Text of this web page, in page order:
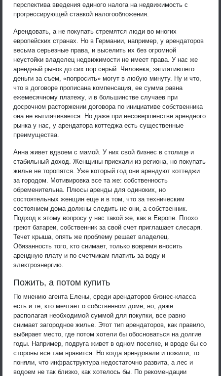
перспектива введения единого налога на недвижимость с
прогрессирующей ставкой налогообложения.
Арендовать, а не покупать стремятся люди во многих
европейских странах. Но в Германии, например, у арендаторов
весьма серьезные права, и выселить их без огромной
неустойки владелец недвижимости не имеет права. У нас же
арендный рынок до сих пор серый. Человека, заплатившего
деньги за съем, «попросить» могут в любую минуту. Ну и что,
что в договоре прописана компенсация, ее сумма равна
ежемесячному платежу, и в большинстве случаев при
досрочном расторжении договора по инициативе собственника
она не выплачивается. Но даже при несовершенстве арендного
рынка у нас, у арендатора коттеджа есть существенные
преимущества.
Анна живет вдвоем с мамой. У них свой бизнес в столице и
стабильный доход. Женщины приехали из региона, но покупать
жилье не торопятся. Уже который год они арендуют коттеджи
за городом. Мотивировка все та же: собственность
обременительна. Плюсы аренды для одиноких, но
состоятельных женщин еще и в том, что за техническим
состоянием дома должны следить не они, а собственник.
Подход к этому вопросу у нас такой же, как в Европе. Плохо
греют батареи, собственник за свой счет приглашает слесаря.
Течет крыша, опять же проблему решает владелец.
Обязанность того, кто снимает, только вовремя вносить
арендную плату и по счетчикам платить за воду и
электроэнергию.
Пожить, а потом купить
По мнению агента Елены, среди арендаторов бизнес-класса
есть и те, кто мечтает о собственном доме, но, даже
располагая необходимой суммой для покупки, все равно
снимает загородное жилье. Этот тип арендаторов, как правило,
выбирает место, где потом хотели бы обосноваться на долгие
годы. Например, подруга живет в одном поселке, и вроде бы со
стороны все там нравится. Но когда арендовали и пожили, то
поняли, что инфраструктура недостаточно развита, а лес и
водоем не так близко, как хотелось бы. По рекомендации